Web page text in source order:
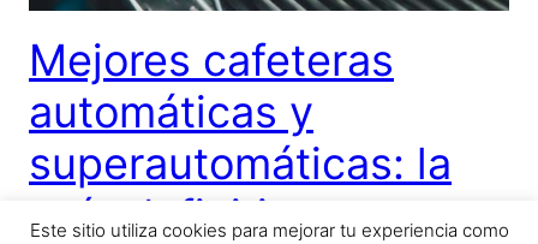
Mejores cafeteras
automáticas y
superautomáticas: la
guía definitiva
Este sitio utiliza cookies para mejorar tu experiencia como